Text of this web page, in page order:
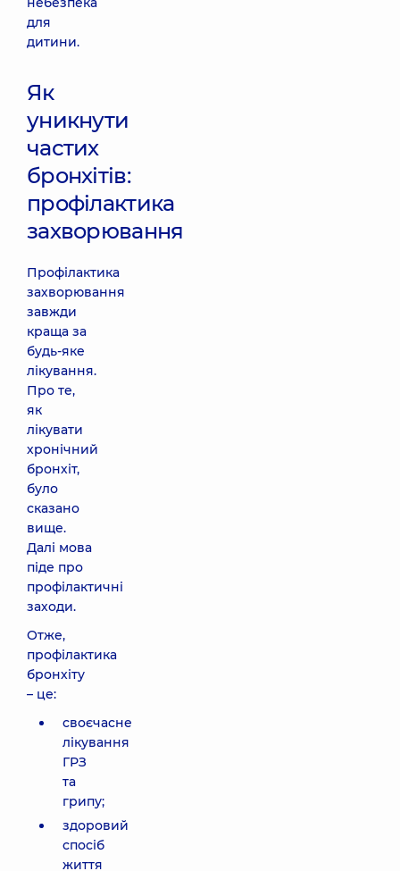
для
дитини.
Як
уникнути
частих
бронхітів:
профілактика
захворювання
Профілактика
захворювання
завжди
краща за
будь-яке
лікування.
Про те,
як
лікувати
хронічний
бронхіт,
було
сказано
вище.
Далі мова
піде про
профілактичні
заходи.
Отже,
профілактика
бронхіту
– це:
своєчасне
лікування
ГРЗ
та
грипу;
здоровий
спосіб
життя